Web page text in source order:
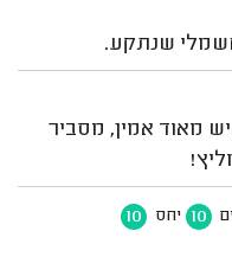
שנתקע.
מאוד אמין, מסביר
10 יחס 10